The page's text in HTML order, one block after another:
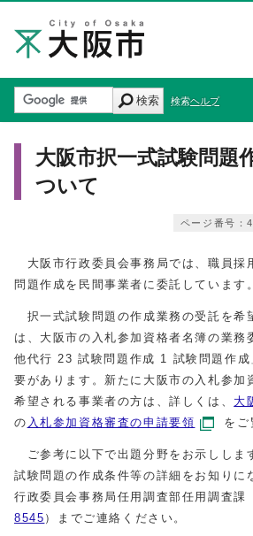
検索 検索ヘルプ
大阪市択一式試験問題
ついて
ページ番号：
大阪市行政委員会事務局では、職員採
問題作成を民間事業者に委託しています。
択一式試験問題の作成業務の受託を希
は、大阪市の入札参加資格者名簿の業務
他代行 23 試験問題作成 1 試験問題作成
要があります。新たに大阪市の入札参加
希望される事業者の方は、詳しくは、 大
の 入札参加資格審査の申請要領 をご
ご参考に以下で出題分野をお示ししま
試験問題の作成条件等の詳細をお知りに
行政委員会事務局任用調査部任用調査課
8545 ）までご連絡ください。